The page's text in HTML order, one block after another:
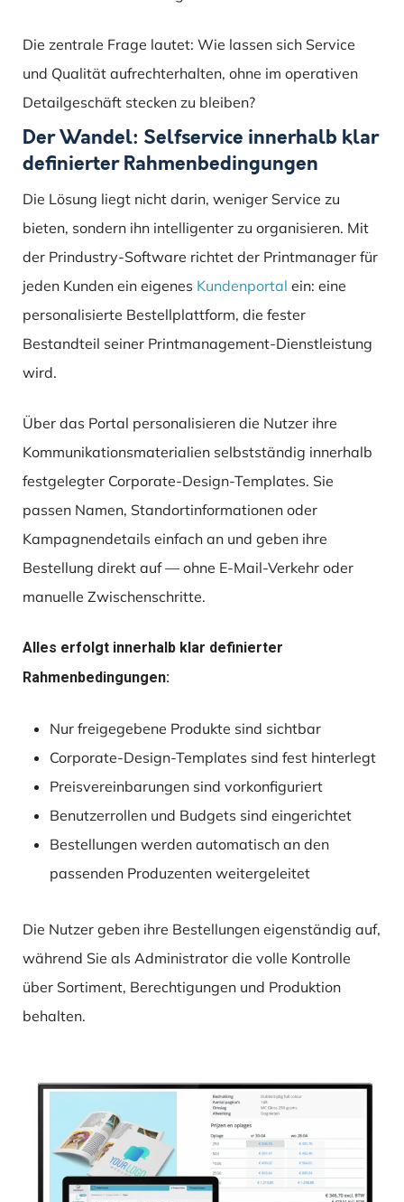
Die zentrale Frage lautet: Wie lassen sich Service
und Qualität aufrechterhalten, ohne im operativen
Detailgeschäft stecken zu bleiben?
Der Wandel: Selfservice innerhalb klar
definierter Rahmenbedingungen
Die Lösung liegt nicht darin, weniger Service zu
bieten, sondern ihn intelligenter zu organisieren. Mit
der Prindustry-Software richtet der Printmanager für
jeden Kunden ein eigenes Kundenportal ein: eine
personalisierte Bestellplattform, die fester
Bestandteil seiner Printmanagement-Dienstleistung
wird.
Über das Portal personalisieren die Nutzer ihre
Kommunikationsmaterialien selbstständig innerhalb
festgelegter Corporate-Design-Templates. Sie
passen Namen, Standortinformationen oder
Kampagnendetails einfach an und geben ihre
Bestellung direkt auf — ohne E-Mail-Verkehr oder
manuelle Zwischenschritte.
Alles erfolgt innerhalb klar definierter
Rahmenbedingungen:
Nur freigegebene Produkte sind sichtbar
Corporate-Design-Templates sind fest hinterlegt
Preisvereinbarungen sind vorkonfiguriert
Benutzerrollen und Budgets sind eingerichtet
Bestellungen werden automatisch an den
passenden Produzenten weitergeleitet
Die Nutzer geben ihre Bestellungen eigenständig auf,
während Sie als Administrator die volle Kontrolle
über Sortiment, Berechtigungen und Produktion
behalten.